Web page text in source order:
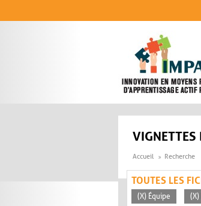
VIGNETTES
Accueil Recherche
TOUTES LES
(X) Équipe